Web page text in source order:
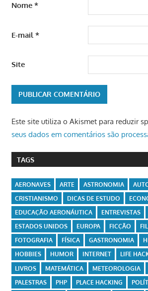
Nome *
E-mail *
Site
Este site utiliza o Akismet para reduzir
seus dados em comentários são
TAGS
AERONAVES ARTE ASTRONOMIA
CRISTIANISMO
DICAS DE ESTUDO
EDUCAÇÃO AERONÁUTICA
ENTREVISTAS
ESTADOS UNIDOS
EUROPA FICÇÃO
FOTOGRAFIA
FÍSICA GASTRONOMIA
HOBBIES
HUMOR INTERNET LIFE
LIVROS
MATEMÁTICA METEOROLOGIA
PALESTRAS
PHP PLACE HACKING